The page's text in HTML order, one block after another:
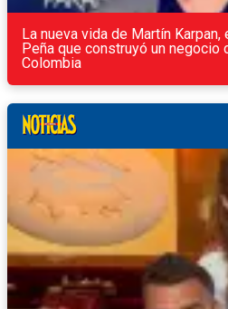
La nueva vida de Martín
Peña que construyó un negocio
Colombia